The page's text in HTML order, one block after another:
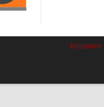
Ribosome